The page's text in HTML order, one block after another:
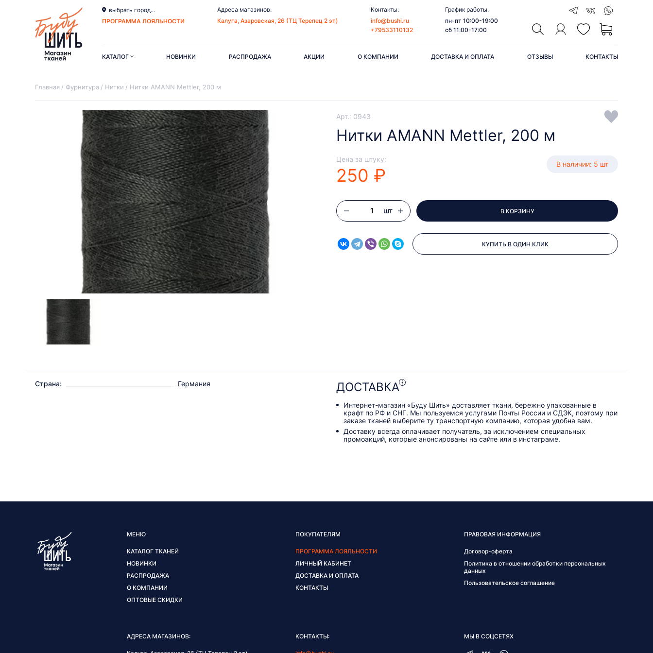
выбрать город...
ПРОГРАММА ЛОЯЛЬНОСТИ
Адреса магазинов:
Калуга, Азаровская, 26 (ТЦ Терепец 2 эт)
Контакты:
info@bushi.ru
+79533110132
График работы:
пн-пт 10:00-19:00
сб 11:00-17:00
КАТАЛОГ НОВИНКИ РАСПРОДАЖА АКЦИИ О КОМПАНИИ ДОСТАВКА И ОПЛАТА ОТЗЫВЫ КОНТАКТЫ
Главная Фурнитура Нитки Нитки AMANN Mettler, 200 м
Арт.: 0943
Нитки AMANN Mettler, 200 м
Цена за штуку:
250 ₽
В наличии: 5 шт
шт В КОРЗИНУ
КУПИТЬ В ОДИН КЛИК
Страна: Германия ДОСТАВКА
Интернет-магазин «Буду Шить» доставляет ткани, бережно упакованные в
крафт по РФ и СНГ. Мы пользуемся услугами Почты России и СДЭК, поэтому при
заказе тканей выберите ту транспортную компанию, которая удобна вам.
Доставку всегда оплачивает получатель, за исключением специальных
промоакций, которые анонсированы на сайте или в инстаграме.
МЕНЮ
КАТАЛОГ ТКАНЕЙ
НОВИНКИ
РАСПРОДАЖА
О КОМПАНИИ
ОПТОВЫЕ СКИДКИ
ПОКУПАТЕЛЯМ
ПРОГРАММА ЛОЯЛЬНОСТИ
ЛИЧНЫЙ КАБИНЕТ
ДОСТАВКА И ОПЛАТА
КОНТАКТЫ
ПРАВОВАЯ ИНФОРМАЦИЯ
Договор-оферта
Политика в отношении обработки персональных
данных
Пользовательское соглашение
АДРЕСА МАГАЗИНОВ: КОНТАКТЫ: МЫ В СОЦСЕТЯХ